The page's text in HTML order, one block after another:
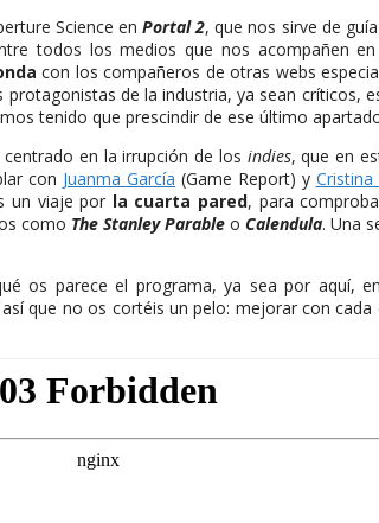
Science enPortal 2, que nos sirve de
todos los medios que nos acompañen
con los compañeros de otras webs
protagonistas de la industria, ya sean críticos,
tenido que prescindir de ese último
en la irrupción de los indies, que en
con Juanma García (Game Report) y Cristina
un viaje por la cuarta pared, para
como The Stanley Parable o Calendula. Una
os parece el programa, ya sea por aquí,
que no os cortéis un pelo: mejorar con